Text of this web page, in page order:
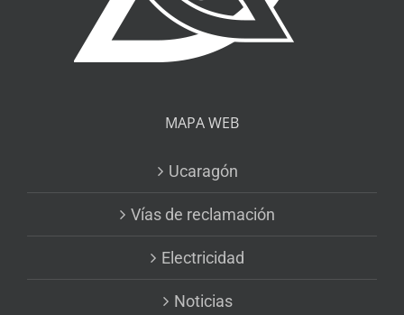
MAPA WEB
Ucaragón
Vías de reclamación
Electricidad
Noticias